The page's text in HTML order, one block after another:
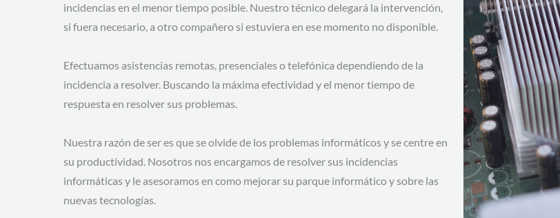
incidencias en el menor tiempo posible. Nuestro técnico delegará la intervención,
si fuera necesario, a otro compañero si estuviera en ese momento no disponible.
Efectuamos asistencias remotas, presenciales o telefónica dependiendo de la
incidencia a resolver. Buscando la máxima efectividad y el menor tiempo de
respuesta en resolver sus problemas.
Nuestra razón de ser es que se olvide de los problemas informáticos y se centre en
su productividad. Nosotros nos encargamos de resolver sus incidencias
informáticas y le asesoramos en como mejorar su parque informático y sobre las
nuevas tecnologías.